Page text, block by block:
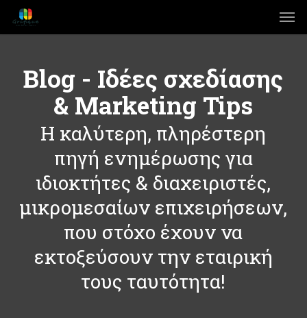
Άλμα
στη
Χάρτης
Ιστοσελίδας
Skip
Blog - Ιδέες σχεδίασης
& Marketing Tips
Η καλύτερη, πληρέστερη
πηγή ενημέρωσης για
ιδιοκτήτες & διαχειριστές,
μικρομεσαίων επιχειρήσεων,
που στόχο έχουν να
εκτοξεύσουν την εταιρική
τους ταυτότητα!